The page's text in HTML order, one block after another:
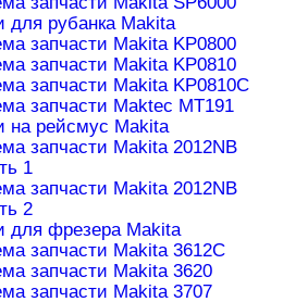
для рубанка Makita
запчасти Makita KP0800
запчасти Makita KP0810
запчасти Makita KP0810C
запчасти Maktec MT191
на рейсмус Makita
запчасти Makita 2012NB
1
запчасти Makita 2012NB
2
для фрезера Makita
запчасти Makita 3612C
запчасти Makita 3620
запчасти Makita 3707